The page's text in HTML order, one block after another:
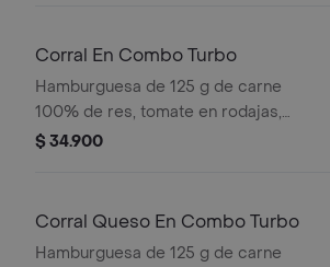
papas Corral medianas + bebida PET
Corral En Combo Turbo
Hamburguesa de 125 g de carne
100% de res, tomate en rodajas,
cebolla en rodajas, lechuga, salsas
$ 34.900
Corral Queso En Combo Turbo
Hamburguesa de 125 g de carne